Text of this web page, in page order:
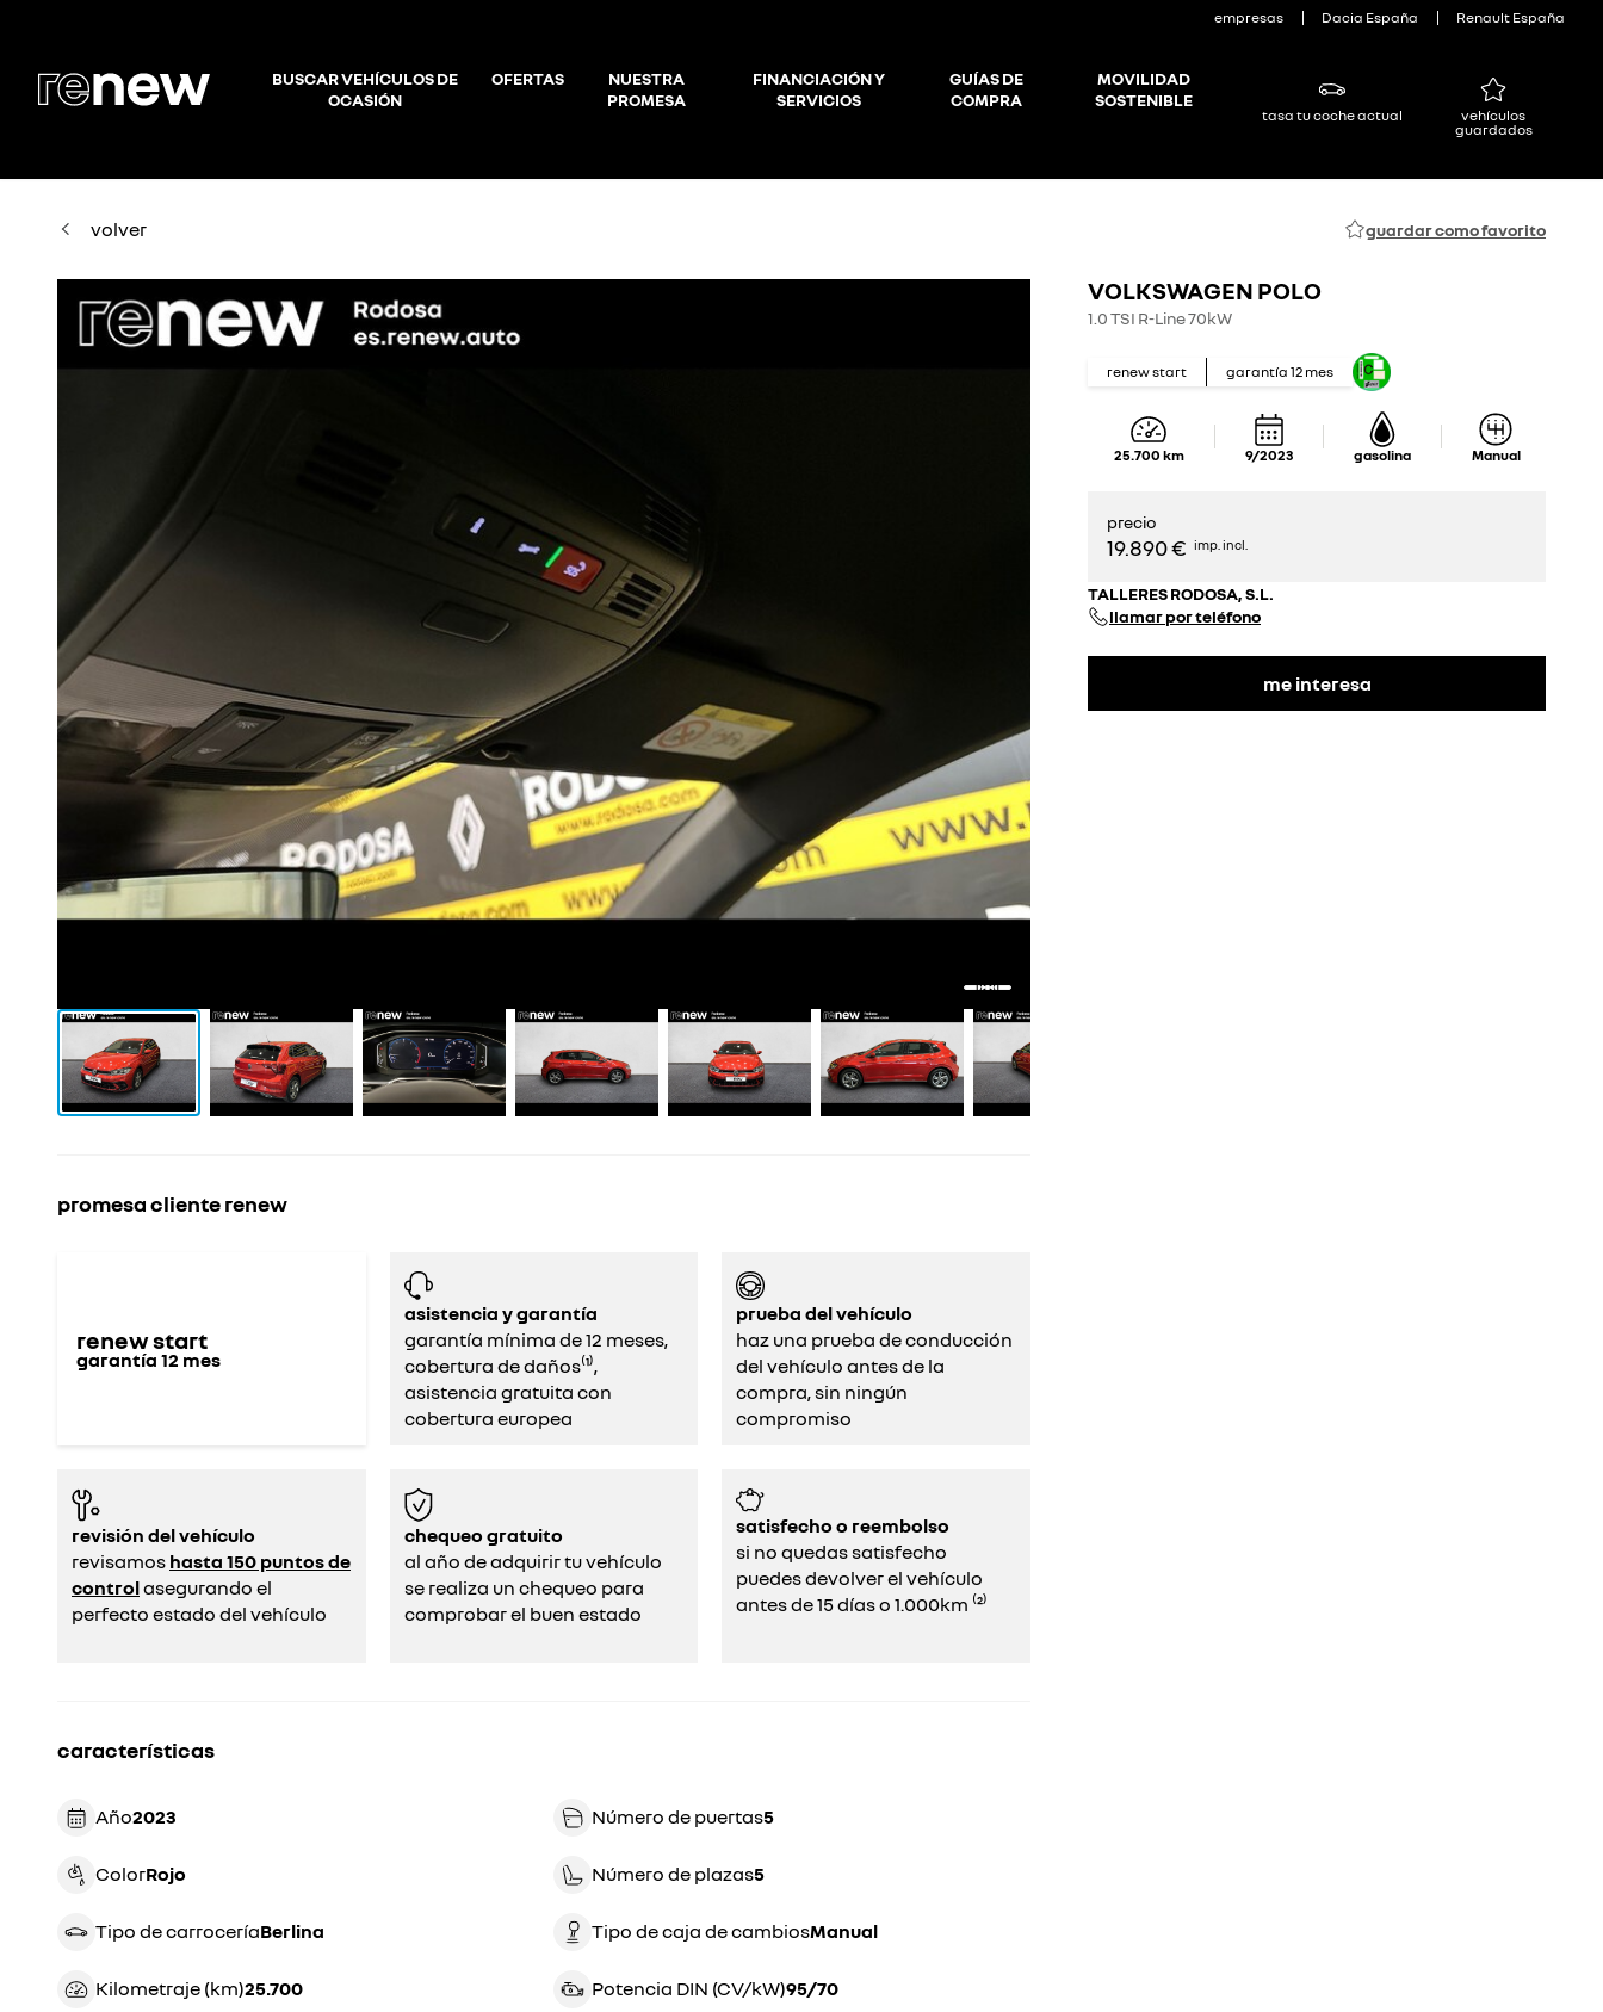
empresas Dacia España Renault España
BUSCAR VEHÍCULOS DE
OCASIÓN
OFERTAS
NUESTRA
PROMESA
FINANCIACIÓN Y
SERVICIOS
GUÍAS DE
COMPRA
MOVILIDAD
SOSTENIBLE
tasa tu coche actual
vehículos
guardados
volver guardar como favorito
VOLKSWAGEN POLO
1.0 TSI R-Line 70kW
renew start garantía 12 mes
25.700 km 9/2023 gasolina Manual
precio
19.890 € imp. incl.
TALLERES RODOSA, S.L.
llamar por teléfono
me interesa
promesa cliente renew
renew start
garantía 12 mes
asistencia y garantía
garantía mínima de 12 meses,
cobertura de daños⁽¹⁾,
asistencia gratuita con
cobertura europea
prueba del vehículo
haz una prueba de conducción
del vehículo antes de la
compra, sin ningún
compromiso‌
revisión del vehículo
revisamos hasta 150 puntos de
controlasegurando el
perfecto estado del vehículo
chequeo gratuito
al año de adquirir tu vehículo
se realiza un chequeo para
comprobar el buen estado​​
satisfecho o reembolso
si no quedas satisfecho
puedes devolver el vehículo
antes de 15 días o 1.000km ⁽²⁾
características
Año 2023
Color rojo
Tipo de carrocería berlina
Kilometraje (km) 25.700
Número de puertas5
Número de plazas5
Tipo de caja de cambios manual
Potencia DIN (CV/kW) 95/70